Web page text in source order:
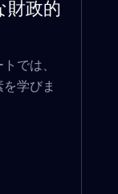
財政的
では、
学びま